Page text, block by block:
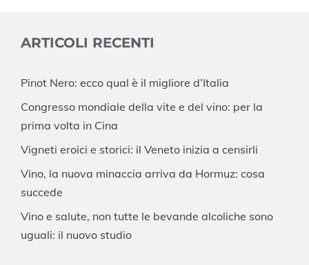
ARTICOLI RECENTI
Pinot Nero: ecco qual è il migliore d’Italia
Congresso mondiale della vite e del vino: per la
prima volta in Cina
Vigneti eroici e storici: il Veneto inizia a censirli
Vino, la nuova minaccia arriva da Hormuz: cosa
succede
Vino e salute, non tutte le bevande alcoliche sono
uguali: il nuovo studio